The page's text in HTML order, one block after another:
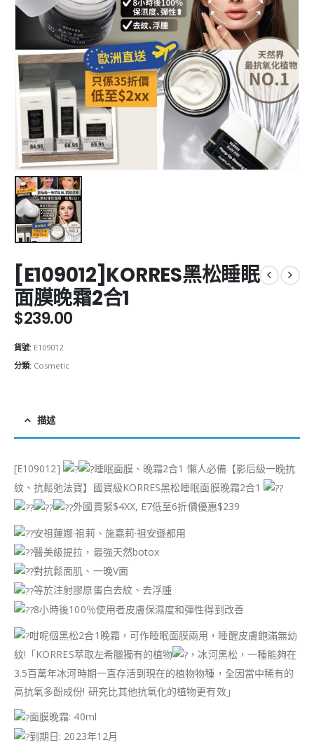
[E109012]KORRES黑松睡眠
面膜晚霜2合1
$239.00
貨號: E109012
分類: Cosmetic
描述
[E109012]
睡眠面膜、晚霜2合1 懶人必備【影后級一晚抗
紋、抗鬆弛法寶】國寶級KORRES黑松睡眠面膜晚霜2合1
外國賣緊$4XX, E7低至6折價優惠$239
安祖蓮娜·祖莉、施嘉莉·祖安遜都用
醫美級提拉，最強天然botox
對抗鬆面肌、一晚V面
等於注射膠原蛋白去紋、去浮腫
8小時後100％使用者皮膚保濕度和彈性得到改善
咁呢個黑松2合1晚霜，可作睡眠面膜兩用，睡醒皮膚飽滿無幼
紋!「KORRES萃取左希臘獨有的植物
，冰河黑松，一種能夠在
3.5百萬年冰河時期一直存活到現在的植物物種，全因當中稀有的
高抗氧多酚成份! 研究比其他抗氧化的植物更有效」
面膜晚霜: 40ml
到期日: 2023年12月